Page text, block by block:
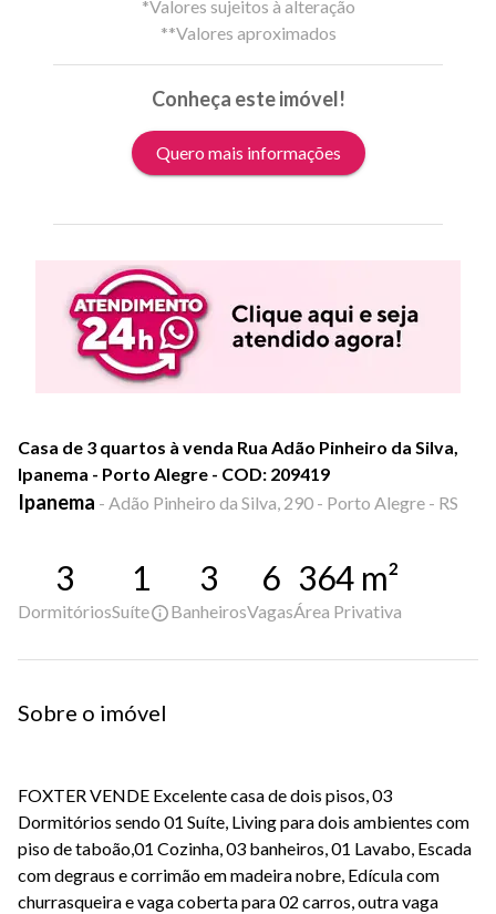
*Valores sujeitos à alteração
**Valores aproximados
Conheça este imóvel!
Quero mais informações
Casa de 3 quartos à venda Rua Adão Pinheiro da Silva,
Ipanema - Porto Alegre - COD: 209419
Ipanema - Adão Pinheiro da Silva, 290 - Porto Alegre - RS
3
Dormitórios
1
Suíte
3
Banheiros
6
Vagas
364 m²
Área Privativa
Sobre o imóvel
FOXTER VENDE Excelente casa de dois pisos, 03
Dormitórios sendo 01 Suíte, Living para dois ambientes com
piso de taboão,01 Cozinha, 03 banheiros, 01 Lavabo, Escada
com degraus e corrimão em madeira nobre, Edícula com
churrasqueira e vaga coberta para 02 carros, outra vaga